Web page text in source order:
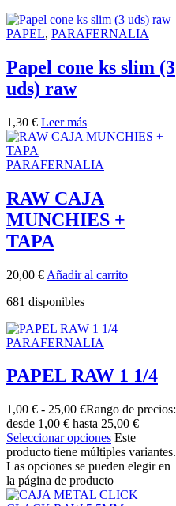
PAPEL, PARAFERNALIA
Papel cone ks slim (3
uds) raw
1,30 € Leer más
PARAFERNALIA
RAW CAJA
MUNCHIES +
TAPA
20,00 € Añadir al carrito
681 disponibles
PARAFERNALIA
PAPEL RAW 1 1/4
1,00 € - 25,00 €Rango de precios:
desde 1,00 € hasta 25,00 €
Seleccionar opciones Este
producto tiene múltiples variantes.
Las opciones se pueden elegir en
la página de producto